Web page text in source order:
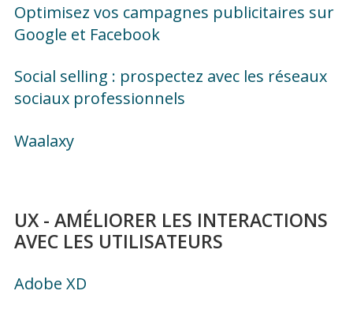
Optimisez vos campagnes publicitaires sur
Google et Facebook
Social selling : prospectez avec les réseaux
sociaux professionnels
Waalaxy
UX - AMÉLIORER LES INTERACTIONS
AVEC LES UTILISATEURS
Adobe XD